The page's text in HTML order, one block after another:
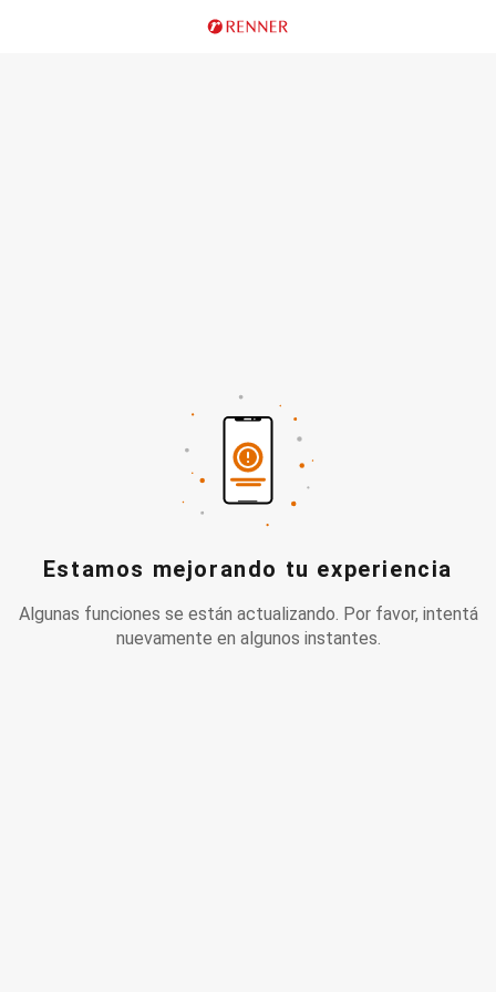
Estamos mejorando tu experiencia
Algunas funciones se están actualizando. Por favor, intentá
nuevamente en algunos instantes.